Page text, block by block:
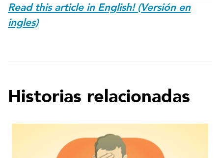
Read this article in English! (Versión en
ingles)
Historias relacionadas